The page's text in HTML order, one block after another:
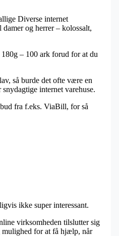
Diverse internet
og herrer – kolossalt,
– 100 ark forud for at du
så burde det ofte være en
internet varehuse.
fra f.eks. ViaBill, for så
ikke super interessant.
virksomheden tilslutter sig
mulighed for at få hjælp, når